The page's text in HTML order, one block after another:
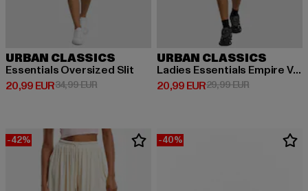
URBAN CLASSICS
Essentials Oversized Slit
20,99 EUR
Derzeitiger Preis: 20,99 EUR
34,99 EURAktionspreis: 34,99 EUR
URBAN CLASSICS
Ladies Essentials Empire Valance
20,99 EUR
Derzeitiger Preis: 20,99 EUR
29,99 EURAktionspreis:
-42% -40%